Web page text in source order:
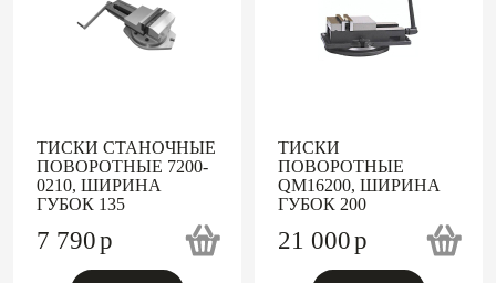
ТИСКИ СТАНОЧНЫЕ
ПОВОРОТНЫЕ 7200-
0210, ШИРИНА
ГУБОК 135
7 790p
ТИСКИ
ПОВОРОТНЫЕ
QM16200, ШИРИНА
ГУБОК 200
21 000p